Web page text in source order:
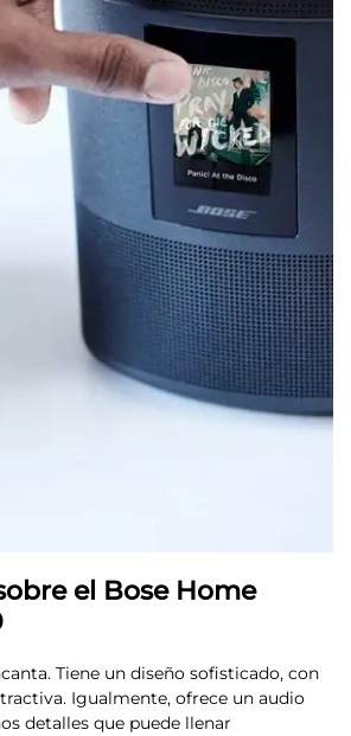
el Bose Home
Tiene un diseño sofisticado, con
Igualmente, ofrece un audio
detalles que puede llenar